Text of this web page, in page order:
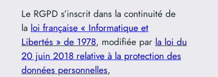
Le RGPD s’inscrit dans la continuité de
la loi française « Informatique et
Libertés » de 1978, modifiée par la loi du
20 juin 2018 relative à la protection des
données personnelles,